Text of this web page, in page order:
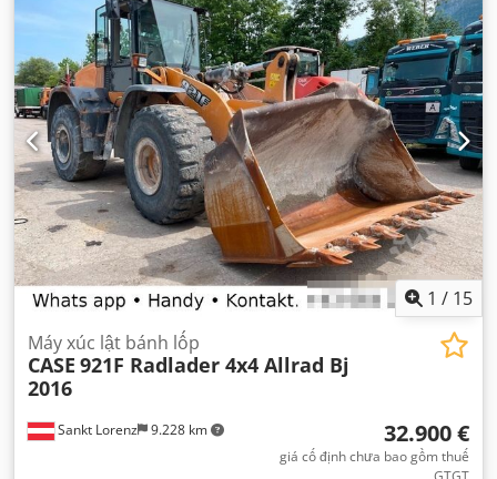
1 / 15
Sankt Lorenz 9.228 km
Máy xúc lật bánh lốp
CASE 921F Radlader 4x4 Allrad Bj
2016
32.900 €
giá cố định chưa bao gồm thuế